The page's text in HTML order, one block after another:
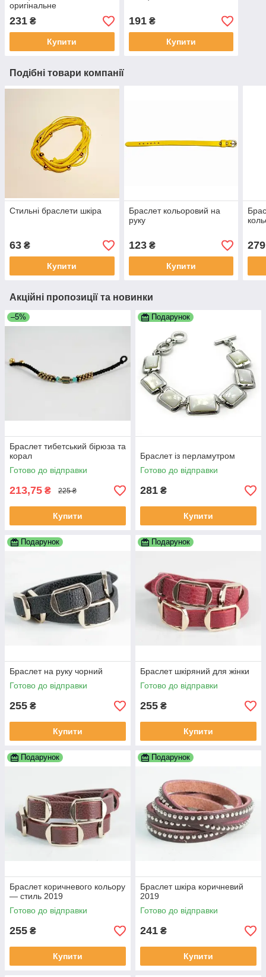
оригінальне
231 ₴
Купити
191₴
Купити
Подібні товари компанії
Стильні браслети шкіра
63 ₴
Купити
Браслет кольоровий на
руку
123₴
Купити
279
Акційні пропозиції та новинки
–5%
Браслет тибетський бірюза та
корал
Готово до відправки
213,75 ₴ 225 ₴
Купити
Подарунок
Браслет із перламутром
Готово до відправки
281 ₴
Купити
Подарунок
Браслет на руку чорний
Готово до відправки
255 ₴
Купити
Подарунок
Браслет шкіряний для жінки
Готово до відправки
255 ₴
Купити
Подарунок
Браслет коричневого кольору
— стиль 2019
Готово до відправки
255 ₴
Купити
Подарунок
Браслет шкіра коричневий
2019
Готово до відправки
241 ₴
Купити